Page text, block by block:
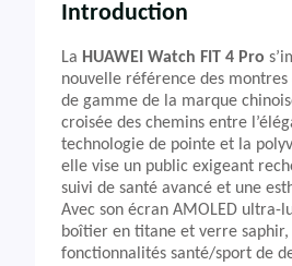
Introduction
La HUAWEI Watch FIT 4 Pro
nouvelle référence des montres
de gamme de la marque
croisée des chemins entre
technologie de pointe et la
elle vise un public exigeant
suivi de santé avancé et une
Avec son écran AMOLED ultra-
boîtier en titane et verre saphir,
fonctionnalités santé/sport de